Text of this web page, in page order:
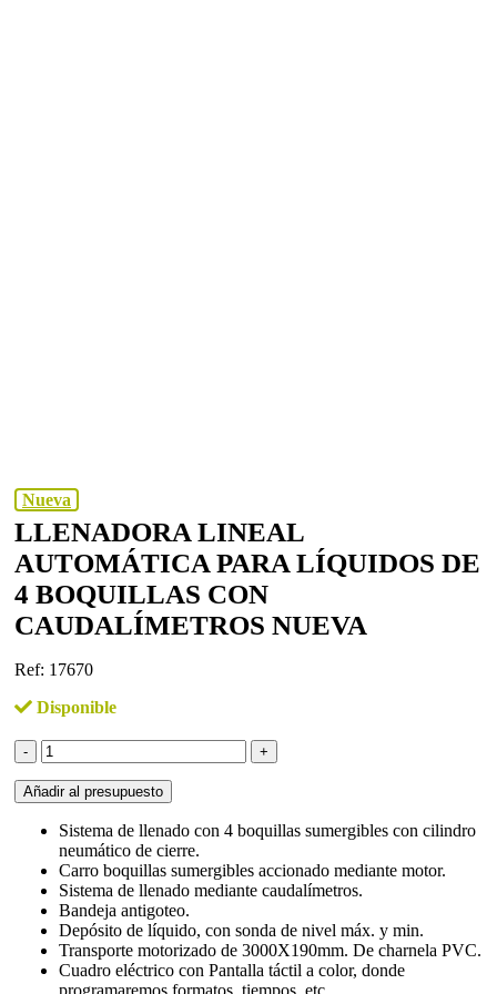
Nueva
LLENADORA LINEAL
AUTOMÁTICA PARA LÍQUIDOS DE
4 BOQUILLAS CON
CAUDALÍMETROS NUEVA
Ref: 17670
Disponible
Llenadora
lineal
automática
para
líquidos
4
boquillas
con
caudalímetros
nueva
cantidad
Añadir al presupuesto
Sistema de llenado con 4 boquillas sumergibles con cilindro
neumático de cierre.
Carro boquillas sumergibles accionado mediante motor.
Sistema de llenado mediante caudalímetros.
Bandeja antigoteo.
Depósito de líquido, con sonda de nivel máx. y min.
Transporte motorizado de 3000X190mm. De charnela PVC.
Cuadro eléctrico con Pantalla táctil a color, donde
programaremos formatos, tiempos, etc.